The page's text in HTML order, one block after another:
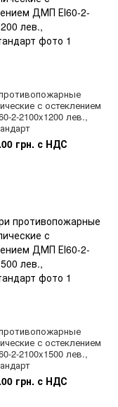
с остеклением
2-2100x1200 лев.,
грн. с НДС
с остеклением
2-2100x1500 лев.,
грн. с НДС